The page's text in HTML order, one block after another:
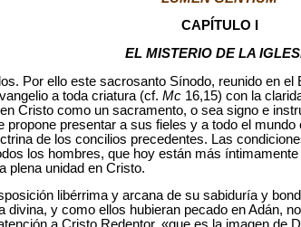
CAPÍTULO I
EL MISTERIO DE LA
Por ello este sacrosanto Sínodo, reunido en
a toda criatura (cf. Mc 16,15) con la
Cristo como un sacramento, o sea signo e
propone presentar a sus fieles y a todo el
de los concilios precedentes. Las
los hombres, que hoy están más
plena unidad en Cristo.
libérrima y arcana de su sabiduría y
divina, y como ellos hubieran pecado en Adán,